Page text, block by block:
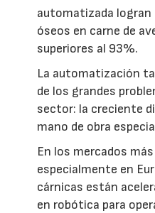
automatizada
óseos en carne de
superiores al 93%.
La automatización
de los grandes
sector: la creciente
mano de obra
En los mercados
especialmente en
cárnicas están
en robótica para